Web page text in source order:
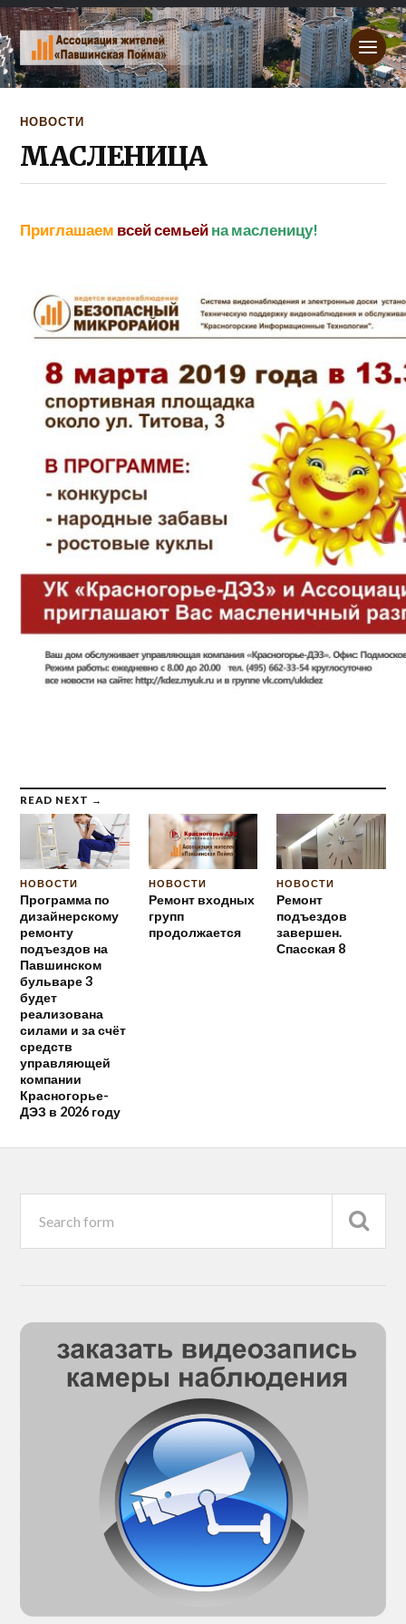
НОВОСТИ
МАСЛЕНИЦА
Приглашаем всей семьейна масленицу!
READ NEXT →
НОВОСТИ
Программа по
дизайнерскому
ремонту
подъездов на
Павшинском
бульваре 3
будет
реализована
силами и за счёт
средств
управляющей
компании
Красногорье-
ДЭЗ в 2026 году
НОВОСТИ
Ремонт входных
групп
продолжается
НОВОСТИ
Ремонт
подъездов
завершен.
Спасская 8